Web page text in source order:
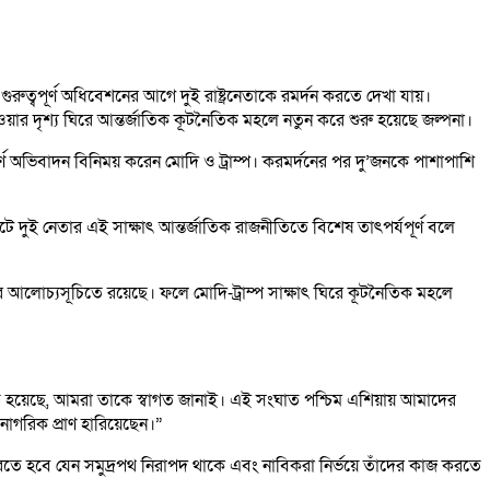
অধিবেশনের আগে দুই রাষ্ট্রনেতাকে রমর্দন করতে দেখা যায়।
দৃশ্য ঘিরে আন্তর্জাতিক কূটনৈতিক মহলে নতুন করে শুরু হয়েছে জল্পনা।
বিনিময় করেন মোদি ও ট্রাম্প। করমর্দনের পর দু’জনকে পাশাপাশি
দুই নেতার এই সাক্ষাৎ আন্তর্জাতিক রাজনীতিতে বিশেষ তাৎপর্যপূর্ণ বলে
আলোচ্যসূচিতে রয়েছে। ফলে মোদি-ট্রাম্প সাক্ষাৎ ঘিরে কূটনৈতিক মহলে
হয়েছে, আমরা তাকে স্বাগত জানাই। এই সংঘাত পশ্চিম এশিয়ায় আমাদের
প্রাণ হারিয়েছেন।”
হবে যেন সমুদ্রপথ নিরাপদ থাকে এবং নাবিকরা নির্ভয়ে তাঁদের কাজ করতে